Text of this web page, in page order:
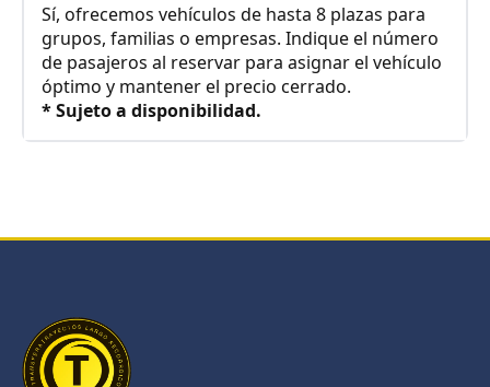
Sí, ofrecemos vehículos de hasta 8 plazas para
grupos, familias o empresas. Indique el número
de pasajeros al reservar para asignar el vehículo
óptimo y mantener el precio cerrado.
* Sujeto a disponibilidad.